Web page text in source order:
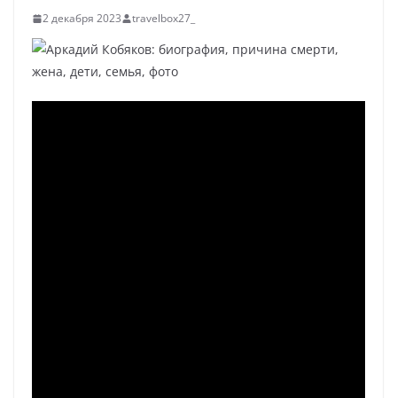
2 декабря 2023 travelbox27_